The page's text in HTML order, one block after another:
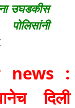
उघडकीस
news :
दिली